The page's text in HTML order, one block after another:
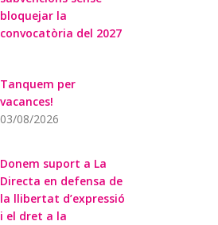
bloquejar la
convocatòria del 2027
Tanquem per
vacances!
03/08/2026
Donem suport a La
Directa en defensa de
la llibertat d’expressió
i el dret a la